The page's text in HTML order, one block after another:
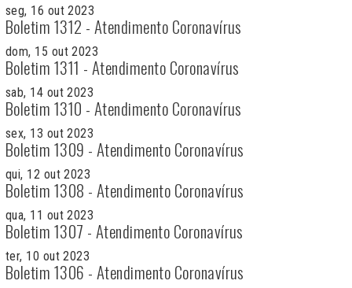
seg, 16 out 2023
Boletim 1312 - Atendimento Coronavírus
dom, 15 out 2023
Boletim 1311 - Atendimento Coronavírus
sab, 14 out 2023
Boletim 1310 - Atendimento Coronavírus
sex, 13 out 2023
Boletim 1309 - Atendimento Coronavírus
qui, 12 out 2023
Boletim 1308 - Atendimento Coronavírus
qua, 11 out 2023
Boletim 1307 - Atendimento Coronavírus
ter, 10 out 2023
Boletim 1306 - Atendimento Coronavírus